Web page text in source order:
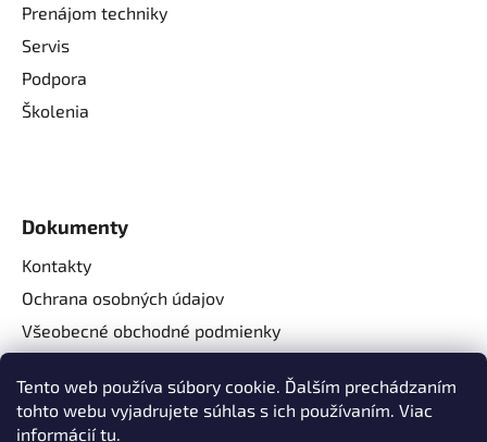
Tento web používa súbory cookie. Ďalším prechádzaním
tohto webu vyjadrujete súhlas s ich používaním. Viac
informáciítu.
Prenájom techniky
Servis
Podpora
Školenia
Dokumenty
Kontakty
Ochrana osobných údajov
Všeobecné obchodné podmienky
Reklamačný formulár
Odstúpenie od zmluvy